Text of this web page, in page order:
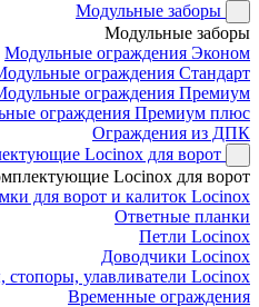
Модульные заборы
Модульные заборы
Модульные ограждения Эконом
ограждения Стандарт
ограждения Премиум
ограждения Премиум плюс
Ограждения из ДПК
Locinox для ворот
Locinox для ворот
для ворот и калиток Locinox
Ответные планки
Петли Locinox
Доводчики Locinox
стопоры, улавливатели Locinox
Временные ограждения